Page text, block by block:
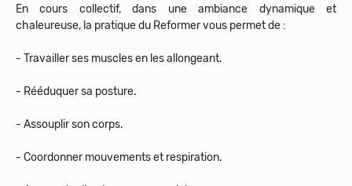
En cours collectif, dans une ambiance dynamique et
chaleureuse, la pratique du Reformer vous permet de :
- Travailler ses muscles en les allongeant.
- Rééduquer sa posture.
- Assouplir son corps.
- Coordonner mouvements et respiration.